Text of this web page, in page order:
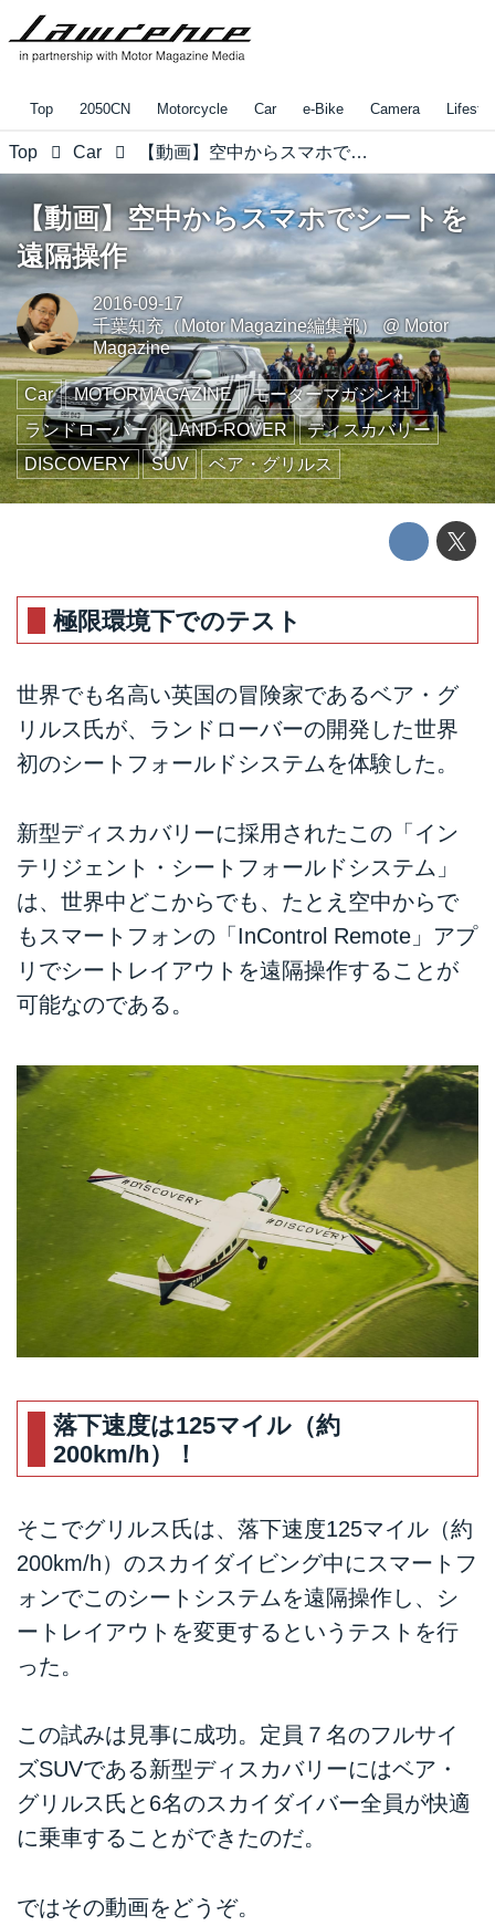
Top 2050CN Motorcycle Car e-Bike Camera
Top Car 【動画】空中からスマホでシートを遠隔操作
【動画】空中からスマホでシートを
遠隔操作
2016-09-17
千葉知充（Motor Magazine編集部）
@ Motor
Magazine
Car MOTORMAGAZINE
モーターマガジン社
ランドローバー
LAND-ROVER
ディスカバリー
DISCOVERY
SUV ベア・グリルス
極限環境下でのテスト
世界でも名高い英国の冒険家であるベア・グ
リルス氏が、ランドローバーの開発した世界
初のシートフォールドシステムを体験した。
新型ディスカバリーに採用されたこの「イン
テリジェント・シートフォールドシステム」
は、世界中どこからでも、たとえ空中からで
もスマートフォンの「InControl Remote」アプ
リでシートレイアウトを遠隔操作することが
可能なのである。
落下速度は125マイル（約
200km/h）！
そこでグリルス氏は、落下速度125マイル（約
200km/h）のスカイダイビング中にスマートフ
ォンでこのシートシステムを遠隔操作し、シ
ートレイアウトを変更するというテストを行
った。
この試みは見事に成功。定員７名のフルサイ
ズSUVである新型ディスカバリーにはベア・
グリルス氏と6名のスカイダイバー全員が快適
に乗車することができたのだ。
ではその動画をどうぞ。